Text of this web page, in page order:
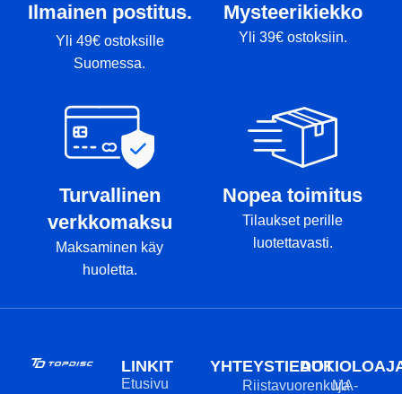
Ilmainen postitus.
Yli 49€ ostoksille
Suomessa.
Mysteerikiekko
Yli 39€ ostoksiin.
Turvallinen
verkkomaksu
Maksaminen käy
huoletta.
Nopea toimitus
Tilaukset perille
luotettavasti.
LINKIT
Etusivu
YHTEYSTIEDOT
Riistavuorenkuja
MA-